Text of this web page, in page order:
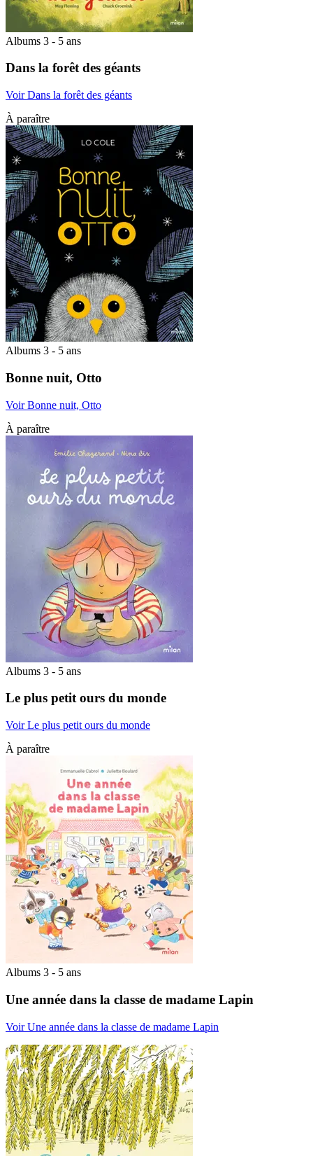
Albums 3 - 5 ans
Dans la forêt des géants
Voir Dans la forêt des géants
À paraître
Albums 3 - 5 ans
Bonne nuit, Otto
Voir Bonne nuit, Otto
À paraître
Albums 3 - 5 ans
Le plus petit ours du monde
Voir Le plus petit ours du monde
À paraître
Albums 3 - 5 ans
Une année dans la classe de madame Lapin
Voir Une année dans la classe de madame Lapin